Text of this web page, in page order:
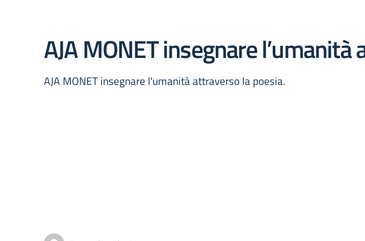
AJA MONET insegnare
AJA MONET insegnare l'umanità attraverso la poesia.